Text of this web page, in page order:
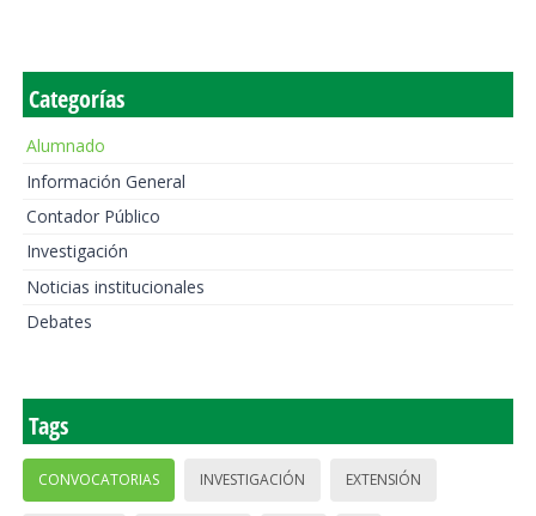
Categorías
Alumnado
Información General
Contador Público
Investigación
Noticias institucionales
Debates
Tags
CONVOCATORIAS INVESTIGACIÓN EXTENSIÓN